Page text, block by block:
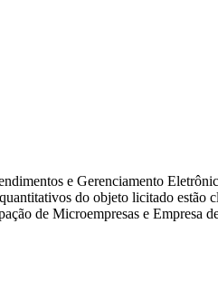
e Gerenciamento
do objeto licitado estão
de Microempresas e Empresa